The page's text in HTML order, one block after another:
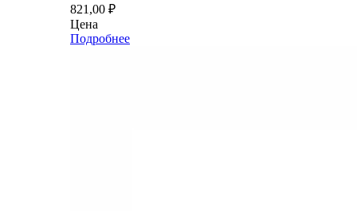
821,00 ₽
Цена
Подробнее